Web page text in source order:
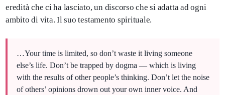
eredità che ci ha lasciato, un discorso che si adatta ad ogni
ambito di vita. Il suo testamento spirituale.
…Your time is limited, so don’t waste it living someone
else’s life. Don’t be trapped by dogma — which is living
with the results of other people’s thinking. Don’t let the noise
of others’ opinions drown out your own inner voice. And